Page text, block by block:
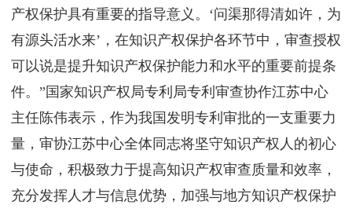
产权保护具有重要的指导意义。‘问渠那得清如许，为
有源头活水来’，在知识产权保护各环节中，审查授权
可以说是提升知识产权保护能力和水平的重要前提条
件。”国家知识产权局专利局专利审查协作江苏中心
主任陈伟表示，作为我国发明专利审批的一支重要力
量，审协江苏中心全体同志将坚守知识产权人的初心
与使命，积极致力于提高知识产权审查质量和效率，
充分发挥人才与信息优势，加强与地方知识产权保护